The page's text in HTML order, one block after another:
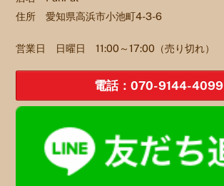
住所 愛知県高浜市小池町4-3-6
営業日 日曜日 11:00～17:00（売り切れ）
電話：070-9144-4099